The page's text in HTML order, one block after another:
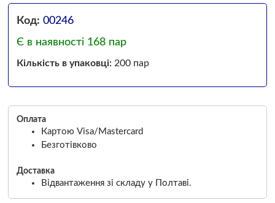
Код: 00246
Є в наявності 168 пар
Кількість в упаковці:200 пар
Оплата
Картою Visa/Mastercard
Безготівково
Доставка
Відвантаження зі складу у Полтаві.